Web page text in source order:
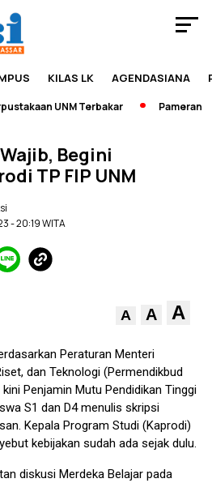
KILAS LK AGENDASIANA
UNM Terbakar Pameran
Begini
TP FIP UNM
- 20:19 WITA
A A A
Peraturan Menteri
dan Teknologi (Permendikbud
Penjamin Mutu Pendidikan Tinggi
S1 dan D4 menulis skripsi
Kepala Program Studi (Kaprodi)
kebijakan sudah ada sejak dulu.
diskusi Merdeka Belajar pada